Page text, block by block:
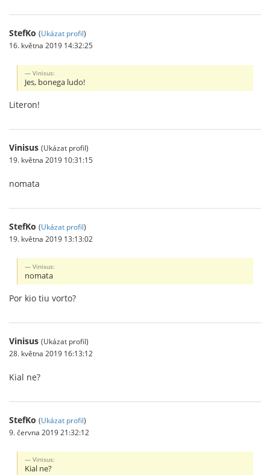
StefKo (Ukázat profil)
16. května 2019 14:32:25
Vinisus:
Jes, bonega ludo!
Literon!
Vinisus (Ukázat profil)
19. května 2019 10:31:15
nomata
StefKo (Ukázat profil)
19. května 2019 13:13:02
Vinisus:
nomata
Por kio tiu vorto?
Vinisus (Ukázat profil)
28. května 2019 16:13:12
Kial ne?
StefKo (Ukázat profil)
9. června 2019 21:32:12
Vinisus:
Kial ne?